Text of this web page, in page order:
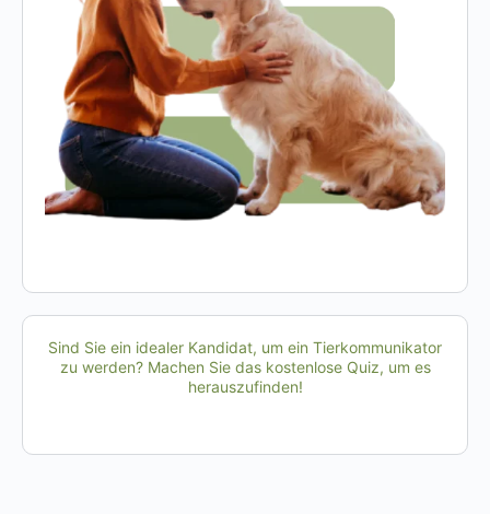
Sind Sie ein idealer Kandidat, um ein Tierkommunikator
zu werden? Machen Sie das kostenlose Quiz, um es
herauszufinden!